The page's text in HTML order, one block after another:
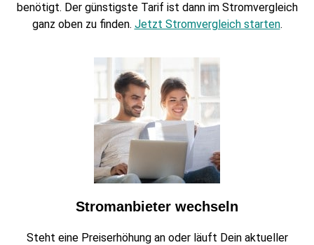
benötigt. Der günstigste Tarif ist dann im Stromvergleich
ganz oben zu finden. Jetzt Stromvergleich starten.
Stromanbieter wechseln
Steht eine Preiserhöhung an oder läuft Dein aktueller